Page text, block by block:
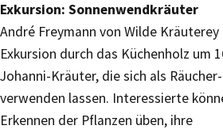
Exkursion: Sonnenwendkräuter
André Freymann von Wilde
Exkursion durch das Küchenholz um
Johanni-Kräuter, die sich als
verwenden lassen. Interessierte
Erkennen der Pflanzen üben, ihre